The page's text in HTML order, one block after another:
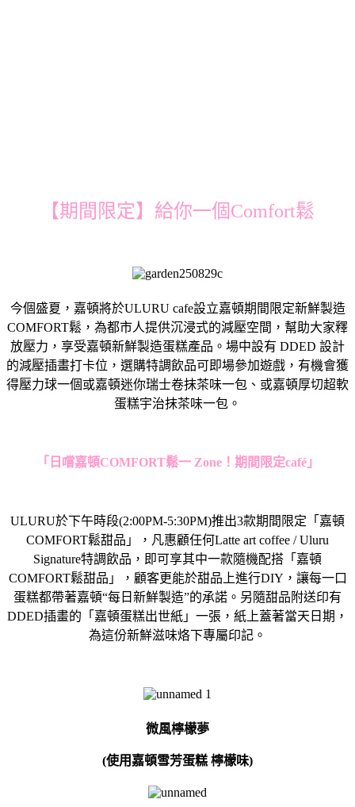
【期間限定】給你一個Comfort鬆
今個盛夏，嘉頓將於ULURU cafe設立嘉頓期間限定新鮮製造
COMFORT鬆，為都市人提供沉浸式的減壓空間，幫助大家釋
放壓力，享受嘉頓新鮮製造蛋糕產品。場中設有 DDED 設計
的減壓插畫打卡位，選購特調飲品可即場參加遊戲，有機會獲
得壓力球一個或嘉頓迷你瑞士卷抹茶味一包、或嘉頓厚切超軟
蛋糕宇治抹茶味一包。
「日嚐嘉頓COMFORT鬆一Zone！期間限定café」
ULURU於下午時段(2:00PM-5:30PM)推出3款期間限定「嘉頓
COMFORT鬆甜品」，凡惠顧任何Latte art coffee / Uluru
Signature特調飲品，即可享其中一款隨機配搭「嘉頓
COMFORT鬆甜品」，顧客更能於甜品上進行DIY ，讓每一口
蛋糕都帶著嘉頓“每日新鮮製造”的承諾。另隨甜品附送印有
DDED插畫的「嘉頓蛋糕出世紙」一張，紙上蓋著當天日期，
為這份新鮮滋味烙下專屬印記。
微風檸檬夢
(使用嘉頓雪芳蛋糕 檸檬味)